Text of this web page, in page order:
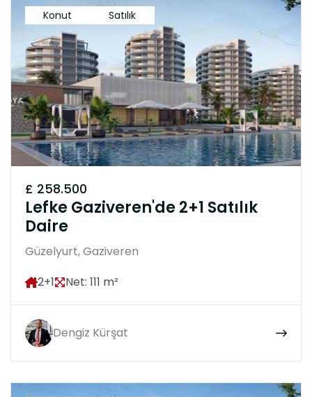
Konut Satılık
£ 258.500
Lefke Gaziveren'de 2+1 Satılık
Daire
Güzelyurt, Gaziveren
2+1
Net: 111 m²
Dengiz Kürşat